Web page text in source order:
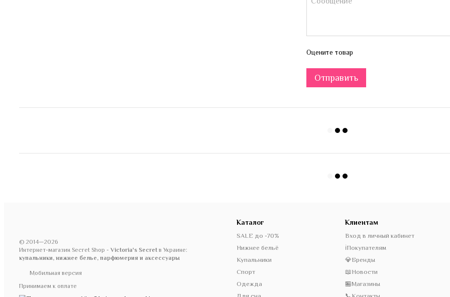
Оцените товар
Отправить
© 2014—2026
Интернет-магазин Secret Shop - Victoria's Secret в Украине:
купальники, нижнее белье, парфюмерия и аксессуары
Мобильная версия
Принимаем к оплате
Каталог
SALE до -70%
Нижнее бельё
Купальники
Спорт
Одежда
Клиентам
Вход в личный кабинет
ℹ️Покупателям
💎Бренды
📖Новости
🏪Магазины